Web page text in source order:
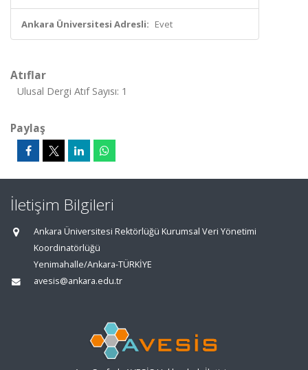
Ankara Üniversitesi Adresli: Evet
Atıflar
Ulusal Dergi Atıf Sayısı: 1
Paylaş
İletişim Bilgileri
Ankara Üniversitesi Rektörlüğü Kurumsal Veri Yönetimi
Koordinatörlüğü
Yenimahalle/Ankara-TÜRKİYE
avesis@ankara.edu.tr